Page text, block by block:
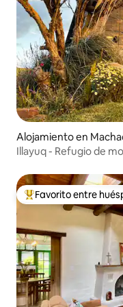
Alojamiento en
Illayuq - Refugio de
Favorito entre
Favorito entre